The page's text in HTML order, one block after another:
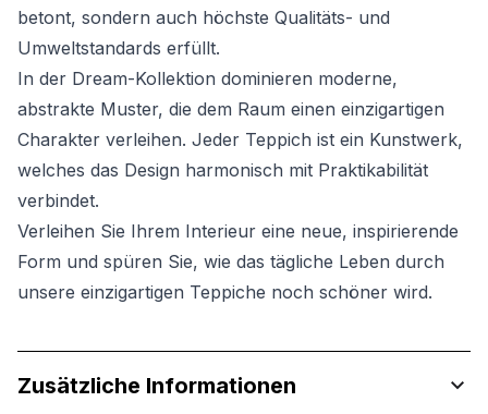
betont, sondern auch höchste Qualitäts- und
Umweltstandards erfüllt.
In der Dream-Kollektion dominieren moderne,
abstrakte Muster, die dem Raum einen einzigartigen
Charakter verleihen. Jeder Teppich ist ein Kunstwerk,
welches das Design harmonisch mit Praktikabilität
verbindet.
Verleihen Sie Ihrem Interieur eine neue, inspirierende
Form und spüren Sie, wie das tägliche Leben durch
unsere einzigartigen Teppiche noch schöner wird.
Zusätzliche Informationen